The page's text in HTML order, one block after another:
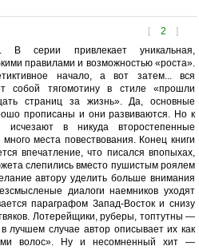
[ 2 ]
В серии привлекает уникальная,
правилами и возможностью «роста».
начало, а вот затем... вся
собой тягомотину в стиле «прошли
страниц за жизнь». Да, основные
прописаны и они развиваются. Но к
в никуда второстепенные
места повествования. Конец книги
впечатление, что писался впопыхах,
слепились вместо пушистым роялем
автору уделить больше внимания
диалоги наемников уходят
параграфом Запад-Восток и снизу
Лотерейщики, руберы, топтутны —
лучшем случае автор описывает их как
волос». Ну и несомненный хит —